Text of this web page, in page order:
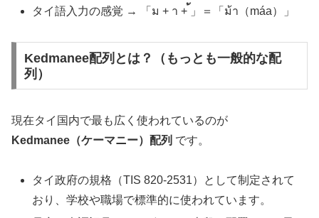
タイ語入力の感覚 → 「ม + า + 」＝「ม้า（máa）」
Kedmanee配列とは？（もっとも一般的な配
列）
現在タイ国内で最も広く使われているのが
Kedmanee（ケーマニー）配列 です。
タイ政府の規格（TIS 820-2531）として制定されて
おり、学校や職場で標準的に使われています。